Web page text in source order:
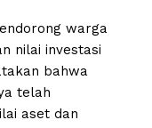
warga
nilai investasi
bahwa
telah
aset dan